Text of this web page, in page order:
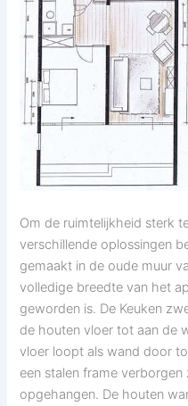
Om de ruimtelijkheid sterk
verschillende oplossingen
gemaakt in de oude muur
volledige breedte van het
geworden is. De Keuken
de houten vloer tot aan de
vloer loopt als wand door
een stalen frame
opgehangen. De houten